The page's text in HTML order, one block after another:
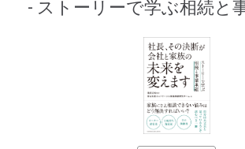
- ストーリーで学ぶ相続と